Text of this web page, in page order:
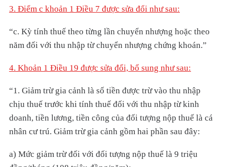
3. Điểm c khoản 1 Điều 7 được sửa đổi như sau:
“c. Kỳ tính thuế theo từng lần chuyển nhượng hoặc theo
năm đối với thu nhập từ chuyển nhượng chứng khoán.”
4. Khoản 1 Điều 19 được sửa đổi, bổ sung như sau:
“1. Giảm trừ gia cảnh là số tiền được trừ vào thu nhập
chịu thuế trước khi tính thuế đối với thu nhập từ kinh
doanh, tiền lương, tiền công của đối tượng nộp thuế là cá
nhân cư trú. Giảm trừ gia cảnh gồm hai phần sau đây:
a) Mức giảm trừ đối với đối tượng nộp thuế là 9 triệu